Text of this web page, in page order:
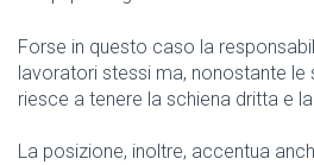
Forse in questo caso la
lavoratori stessi ma, nonostante le
riesce a tenere la schiena dritta e
La posizione, inoltre, accentua